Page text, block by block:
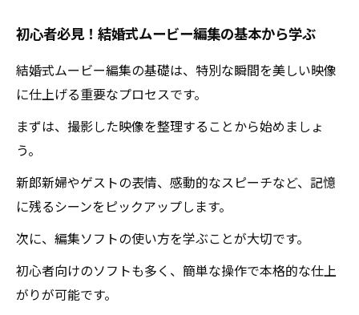
初心者必見！結婚式ムービー編集の基本から学ぶ
結婚式ムービー編集の基礎は、特別な瞬間を美しい映像
に仕上げる重要なプロセスです。
まずは、撮影した映像を整理することから始めましょ
う。
新郎新婦やゲストの表情、感動的なスピーチなど、記憶
に残るシーンをピックアップします。
次に、編集ソフトの使い方を学ぶことが大切です。
初心者向けのソフトも多く、簡単な操作で本格的な仕上
がりが可能です。